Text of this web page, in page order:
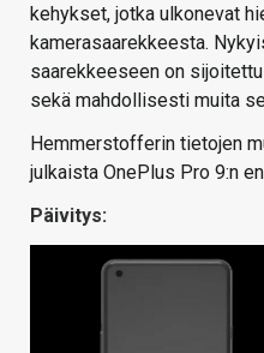
kehykset, jotka ulkonevat
kamerasaarekkeesta.
saarekkeeseen on
sekä mahdollisesti muita
Hemmerstofferin tietojen
julkaista OnePlus Pro 9:n
Päivitys: